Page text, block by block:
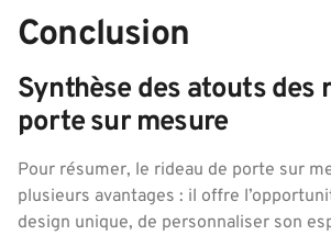
Conclusion
Synthèse des atouts des
porte sur mesure
Pour résumer, le rideau de porte sur
plusieurs avantages : il offre
design unique, de personnaliser son